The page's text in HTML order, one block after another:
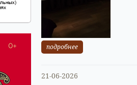
подробнее
21-06-2026